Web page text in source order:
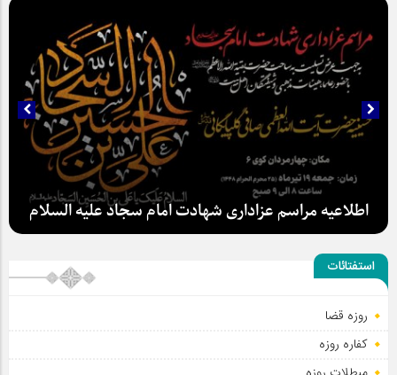
اطلاعیه مراسم عزاداری شهادت امام سجاد علیه السلام
استفتائات
روزه قضا
کفاره روزه